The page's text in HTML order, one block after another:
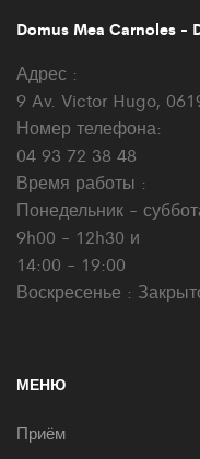
Domus Mea Carnoles -
Адрес :
9 Av. Victor Hugo,
Номер телефона:
04 93 72 38 48
Время работы :
Понедельник -
9h00 - 12h30 и
14:00 - 19:00
Воскресенье :
МЕНЮ
Приём